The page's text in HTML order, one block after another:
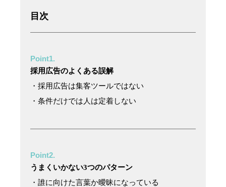
目次
Point1.
採用広告のよくある誤解
・採用広告は集客ツールではない
・条件だけでは人は定着しない
Point2.
うまくいかない3つのパターン
・誰に向けた言葉か曖昧になっている